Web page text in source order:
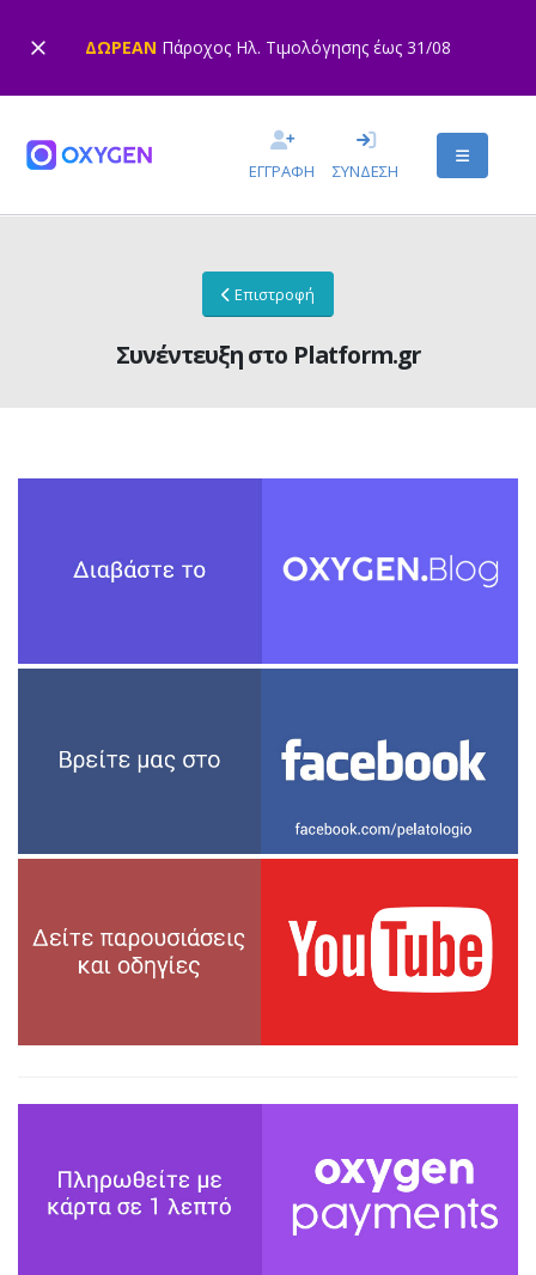
ΔΩΡΕΑΝ Πάροχος Ηλ. Τιμολόγησης έως 31/08
ΕΓΓΡΑΦΗ ΣΥΝΔΕΣΗ
Επιστροφή
Συνέντευξη στο Platform.gr